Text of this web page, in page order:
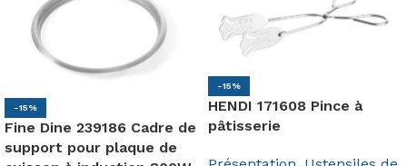
-15%
Fine Dine 239186 Cadre de
support pour plaque de
-15%
HENDI 171608 Pince à
pâtisserie